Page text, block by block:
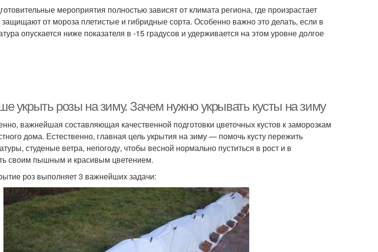
мероприятия полностью зависят от климата региона, где произрастает
от мороза плетистые и гибридные сорта. Особенно важно это делать, если в
опускается ниже показателя в -15 градусов и удерживается на этом уровне долгое
укрыть розы на зиму. Зачем нужно укрывать кусты на зиму
важнейшая составляющая качественной подготовки цветочных кустов к заморозкам
дома. Естественно, главная цель укрытия на зиму — помочь кусту пережить
студеные ветра, непогоду, чтобы весной нормально пуститься в рост и в
своим пышным и красивым цветением.
роз выполняет 3 важнейших задачи: